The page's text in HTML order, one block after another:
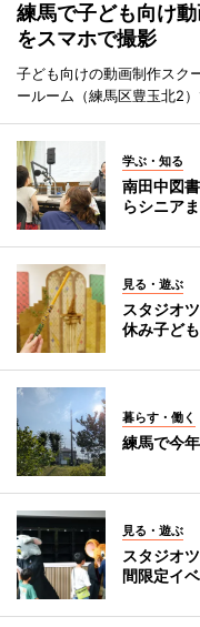
練馬で子ども向け
をスマホで撮影
子ども向けの動画制作スク
ールーム（練馬区豊玉北2）
学ぶ・知る
南田中図
らシニア
見る・遊ぶ
スタジオ
休み子ど
暮らす・働く
練馬で今
見る・遊ぶ
スタジオ
間限定イ